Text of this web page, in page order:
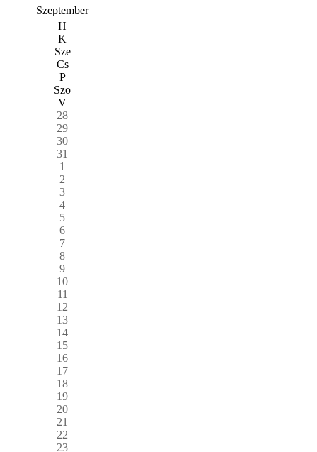
Szeptember
H
K
Sze
Cs
P
Szo
V
28
29
30
31
1
2
3
4
5
6
7
8
9
10
11
12
13
14
15
16
17
18
19
20
21
22
23